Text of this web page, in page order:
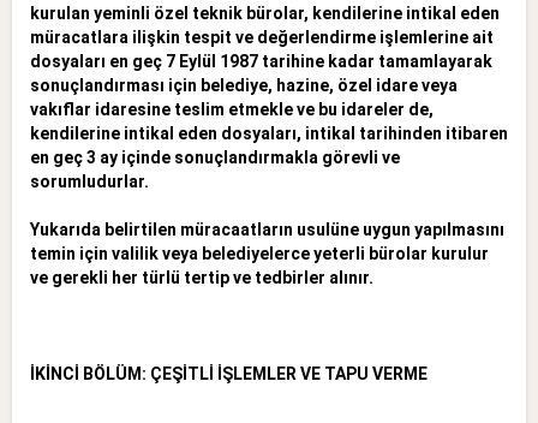
kurulan yeminli özel teknik bürolar, kendilerine intikal eden
müracatlara ilişkin tespit ve değerlendirme işlemlerine ait
dosyaları en geç 7 Eylül 1987 tarihine kadar tamamlayarak
sonuçlandırması için belediye, hazine, özel idare veya
vakıflar idaresine teslim etmekle ve bu idareler de,
kendilerine intikal eden dosyaları, intikal tarihinden itibaren
en geç 3 ay içinde sonuçlandırmakla görevli ve
sorumludurlar.
Yukarıda belirtilen müracaatların usulüne uygun yapılmasını
temin için valilik veya belediyelerce yeterli bürolar kurulur
ve gerekli her türlü tertip ve tedbirler alınır.
İKİNCİ BÖLÜM: ÇEŞİTLİ İŞLEMLER VE TAPU VERME